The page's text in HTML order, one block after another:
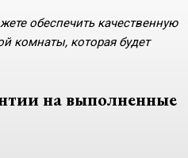
обеспечить качественную
комнаты, которая будет
на выполненные